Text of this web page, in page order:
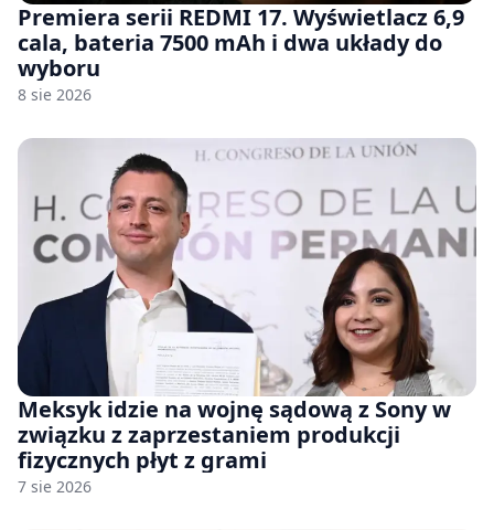
Premiera serii REDMI 17. Wyświetlacz 6,9
cala, bateria 7500 mAh i dwa układy do
wyboru
8 sie 2026
Meksyk idzie na wojnę sądową z Sony w
związku z zaprzestaniem produkcji
fizycznych płyt z grami
7 sie 2026